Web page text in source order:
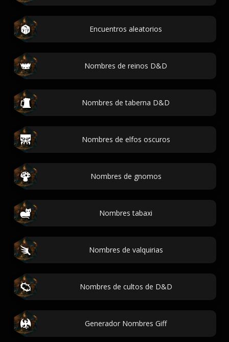
Encuentros aleatorios
Nombres de reinos D&D
Nombres de taberna D&D
Nombres de elfos oscuros
Nombres de gnomos
Nombres tabaxi
Nombres de valquirias
Nombres de cultos de D&D
Generador Nombres Giff